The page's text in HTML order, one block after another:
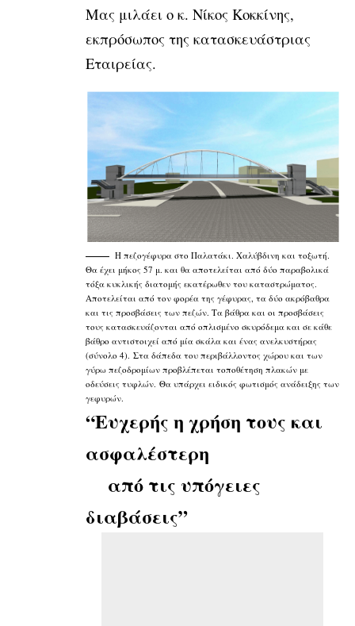
Μας μιλάει ο κ. Νίκος Κοκκίνης,
εκπρόσωπος της κατασκευάστριας
Εταιρείας.
Η πεζογέφυρα στο Παλατάκι. Χαλύβδινη και τοξωτή.
Θα έχει μήκος 57 μ. και θα αποτελείται από δύο παραβολικά
τόξα κυκλικής διατομής εκατέρωθεν του καταστρώματος.
Αποτελείται από τον φορέα της γέφυρας, τα δύο ακρόβαθρα
και τις προσβάσεις των πεζών. Τα βάθρα και οι προσβάσεις
τους κατασκευάζονται από οπλισμένο σκυρόδεμα και σε κάθε
βάθρο αντιστοιχεί από μία σκάλα και ένας ανελκυστήρας
(σύνολο 4). Στα δάπεδα του περιβάλλοντος χώρου και των
γύρω πεζοδρομίων προβλέπεται τοποθέτηση πλακών με
οδεύσεις τυφλών. Θα υπάρχει ειδικός φωτισμός ανάδειξης των
γεφυρών.
“Ευχερής η χρήση τους και
ασφαλέστερη
από τις υπόγειες
διαβάσεις”